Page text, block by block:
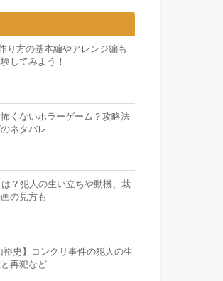
り方の基本編やアレンジ編も
してみよう！
くないホラーゲーム？攻略法
ネタバレ
？犯人の生い立ちや動機、裁
の見方も
裕史】コンクリ事件の犯人の生
再犯など